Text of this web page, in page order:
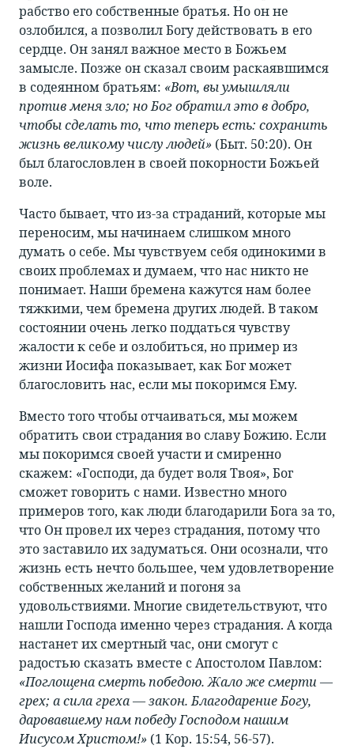
рабство его собственные братья. Но он не
озлобился, а позволил Богу действовать в его
сердце. Он занял важное место в Божьем
замысле. Позже он сказал своим раскаявшимся
в содеянном братьям: «Вот, вы умышляли
против меня зло; но Бог обратил это в добро,
чтобы сделать то, что теперь есть: сохранить
жизнь великому числу людей» (Быт. 50:20). Он
был благословлен в своей покорности Божьей
воле.
Часто бывает, что из-за страданий, которые мы
переносим, мы начинаем слишком много
думать о себе. Мы чувствуем себя одинокими в
своих проблемах и думаем, что нас никто не
понимает. Наши бремена кажутся нам более
тяжкими, чем бремена других людей. В таком
состоянии очень легко поддаться чувству
жалости к себе и озлобиться, но пример из
жизни Иосифа показывает, как Бог может
благословить нас, если мы покоримся Ему.
Вместо того чтобы отчаиваться, мы можем
обратить свои страдания во славу Божию. Если
мы покоримся своей участи и смиренно
скажем: «Господи, да будет воля Твоя», Бог
сможет говорить с нами. Известно много
примеров того, как люди благодарили Бога за то,
что Он провел их через страдания, потому что
это заставило их задуматься. Они осознали, что
жизнь есть нечто большее, чем удовлетворение
собственных желаний и погоня за
удовольствиями. Многие свидетельствуют, что
нашли Господа именно через страдания. А когда
настанет их смертный час, они смогут с
радостью сказать вместе с Апостолом Павлом:
«Поглощена смерть победою. Жало же смерти —
грех; а сила греха — закон. Благодарение Богу,
даровавшему нам победу Господом нашим
Иисусом Христом!» (1 Кор. 15:54, 56-57).